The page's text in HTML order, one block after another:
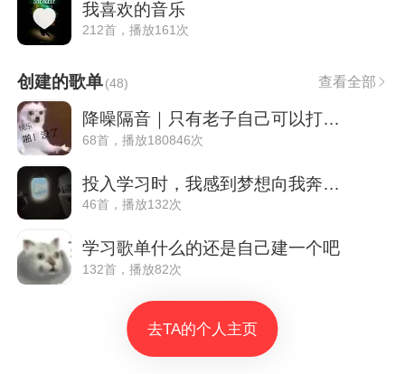
我喜欢的音乐
212首，播放161次
创建的歌单(48) 查看全部
降噪隔音｜只有老子自己可以打扰老子学习
68首，播放180846次
投入学习时，我感到梦想向我奔赴而来
46首，播放132次
学习歌单什么的还是自己建一个吧
132首，播放82次
去TA的个人主页